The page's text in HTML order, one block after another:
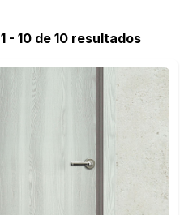
1 - 10 de 10 resultados